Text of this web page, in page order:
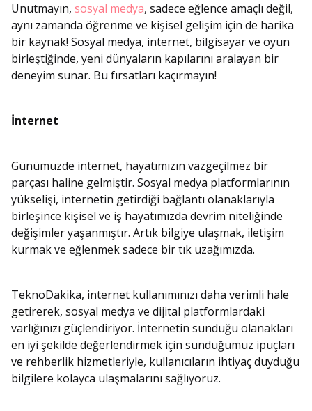
Unutmayın, sosyal medya, sadece eğlence amaçlı değil,
aynı zamanda öğrenme ve kişisel gelişim için de harika
bir kaynak! Sosyal medya, internet, bilgisayar ve oyun
birleştiğinde, yeni dünyaların kapılarını aralayan bir
deneyim sunar. Bu fırsatları kaçırmayın!
İnternet
Günümüzde internet, hayatımızın vazgeçilmez bir
parçası haline gelmiştir. Sosyal medya platformlarının
yükselişi, internetin getirdiği bağlantı olanaklarıyla
birleşince kişisel ve iş hayatımızda devrim niteliğinde
değişimler yaşanmıştır. Artık bilgiye ulaşmak, iletişim
kurmak ve eğlenmek sadece bir tık uzağımızda.
TeknoDakika, internet kullanımınızı daha verimli hale
getirerek, sosyal medya ve dijital platformlardaki
varlığınızı güçlendiriyor. İnternetin sunduğu olanakları
en iyi şekilde değerlendirmek için sunduğumuz ipuçları
ve rehberlik hizmetleriyle, kullanıcıların ihtiyaç duyduğu
bilgilere kolayca ulaşmalarını sağlıyoruz.